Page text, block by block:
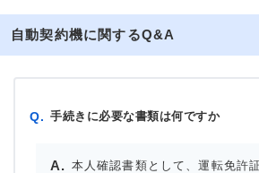
自動契約機に関するQ&A
Q. 手続きに必要な書類は何ですか
本人確認書類として、運転免許